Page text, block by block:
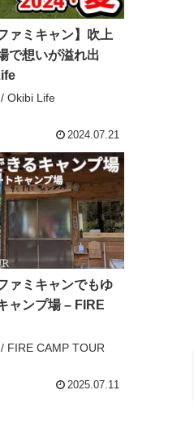
ァミキャン】吹上
で想いが溢れ出
Okibi Life
2024.07.21
ァミキャンでもゆ
ャンプ場 – FIRE
FIRE CAMP TOUR
2025.07.11